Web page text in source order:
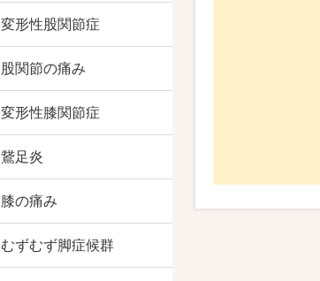
変形性股関節症
股関節の痛み
変形性膝関節症
鵞足炎
膝の痛み
むずむず脚症候群